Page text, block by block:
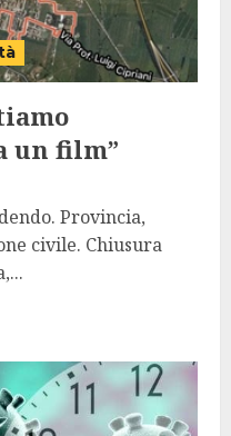
un film”
Provincia,
civile. Chiusura